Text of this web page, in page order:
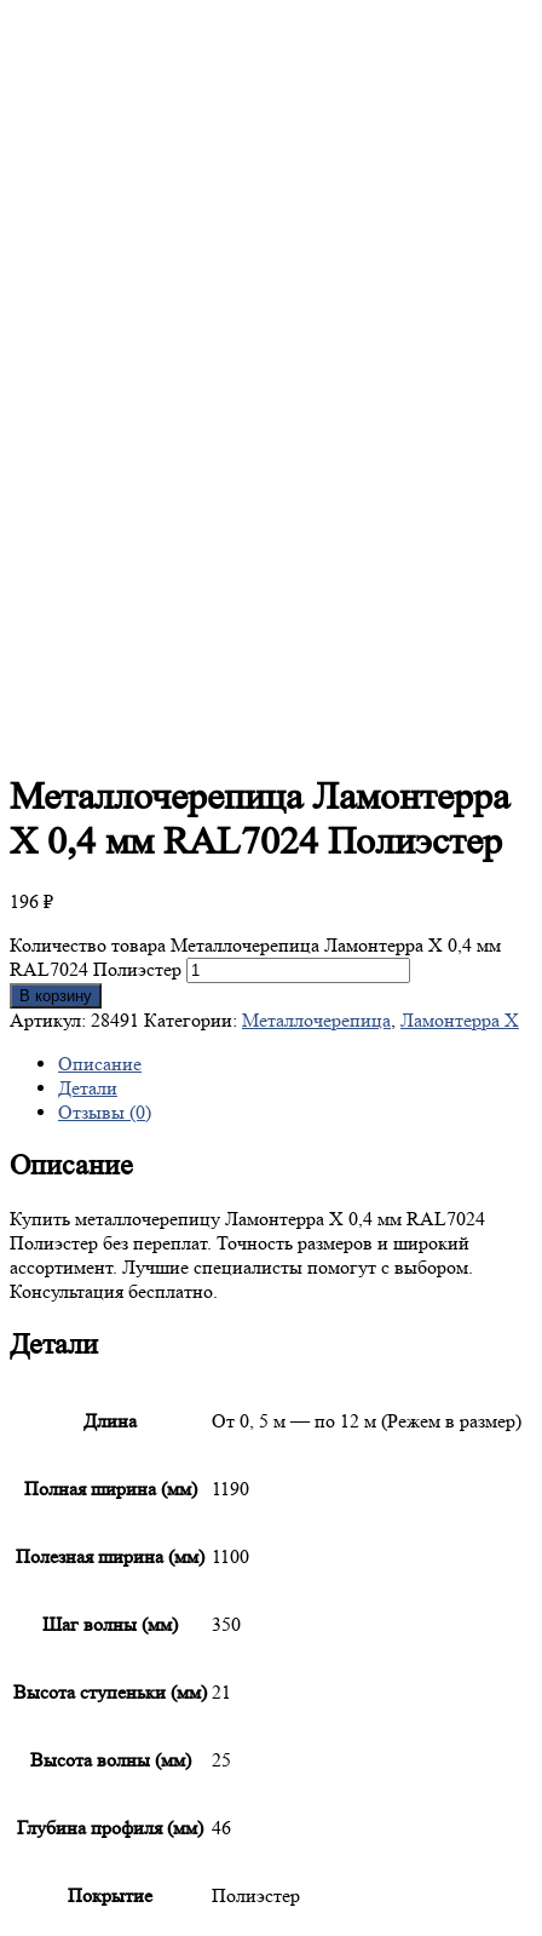
МеталлочерепицаЛамонтерра
X 0,4 мм RAL7024 Полиэстер
196 ₽
Количество товара Металлочерепица Ламонтерра X 0,4 мм
RAL7024 Полиэстер
В корзину
Артикул: 28491 Категории: Металлочерепица, Ламонтерра X
Описание
Детали
Отзывы (0)
Описание
Купить металлочерепицу Ламонтерра X 0,4 мм RAL7024
Полиэстер без переплат. Точность размеров и широкий
ассортимент. Лучшие специалисты помогут с выбором.
Консультация бесплатно.
Детали
Длина От 0, 5 м — по 12 м (Режем в размер)
Полная ширина (мм) 1190
Полезная ширина (мм) 1100
Шаг волны (мм) 350
Высота ступеньки (мм) 21
Высота волны (мм) 25
Глубина профиля (мм) 46
Покрытие Полиэстер